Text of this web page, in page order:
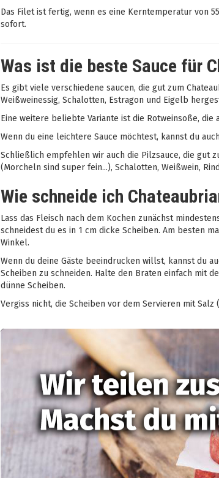
Das Filet ist fertig, wenn es eine Kerntemperatur von
sofort.
Was ist die beste Sauce für
Es gibt viele verschiedene saucen, die gut zum
Weißweinessig, Schalotten, Estragon und Eigelb
Eine weitere beliebte Variante ist die Rotweinsoße,
Wenn du eine leichtere Sauce möchtest, kannst du
Schließlich empfehlen wir auch die Pilzsauce, die gut
(Morcheln sind super fein...), Schalotten, Weißwein,
Wie schneide ich
Lass das Fleisch nach dem Kochen zunächst
schneidest du es in 1 cm dicke Scheiben. Am besten
Winkel.
Wenn du deine Gäste beeindrucken willst, kannst du
Scheiben zu schneiden. Halte den Braten einfach mit
dünne Scheiben.
Vergiss nicht, die Scheiben vor dem Servieren mit